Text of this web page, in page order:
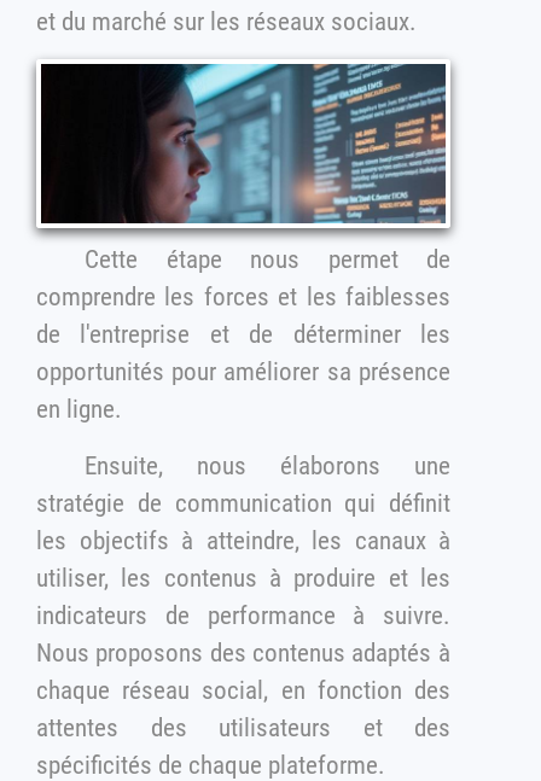
et du marché sur les réseaux sociaux.
Cette étape nous permet de
comprendre les forces et les faiblesses
de l'entreprise et de déterminer les
opportunités pour améliorer sa présence
en ligne.
Ensuite, nous élaborons une
stratégie de communication qui définit
les objectifs à atteindre, les canaux à
utiliser, les contenus à produire et les
indicateurs de performance à suivre.
Nous proposons des contenus adaptés à
chaque réseau social, en fonction des
attentes des utilisateurs et des
spécificités de chaque plateforme.